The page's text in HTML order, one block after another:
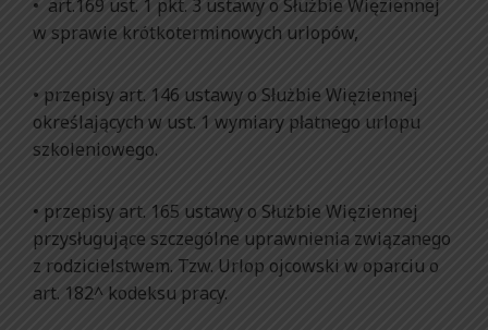
• art.169 ust. 1 pkt. 3 ustawy o Służbie Więziennej
w sprawie krótkoterminowych urlopów,
• przepisy art. 146 ustawy o Służbie Więziennej
określających w ust. 1 wymiary płatnego urlopu
szkoleniowego.
• przepisy art. 165 ustawy o Służbie Więziennej
przysługujące szczególne uprawnienia związanego
z rodzicielstwem. Tzw. Urlop ojcowski w oparciu o
art. 182^ kodeksu pracy.